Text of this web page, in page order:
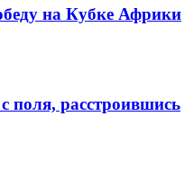
на Кубке Африки
поля, расстроившись